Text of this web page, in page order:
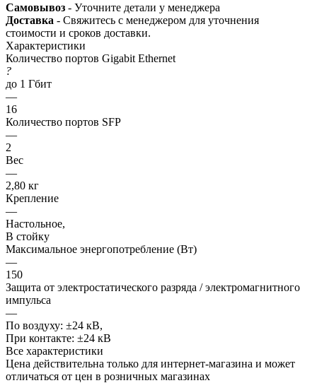
Самовывоз - Уточните детали у менеджера
Доставка - Свяжитесь с менеджером для уточнения
стоимости и сроков доставки.
Характеристики
Количество портов Gigabit Ethernet
?
до 1 Гбит
—
16
Количество портов SFP
—
2
Вес
—
2,80 кг
Крепление
—
Настольное,
В стойку
Максимальное энергопотребление (Вт)
—
150
Защита от электростатического разряда / электромагнитного
импульса
—
По воздуху: ±24 кВ,
При контакте: ±24 кВ
Все характеристики
Цена действительна только для интернет-магазина и может
отличаться от цен в розничных магазинах